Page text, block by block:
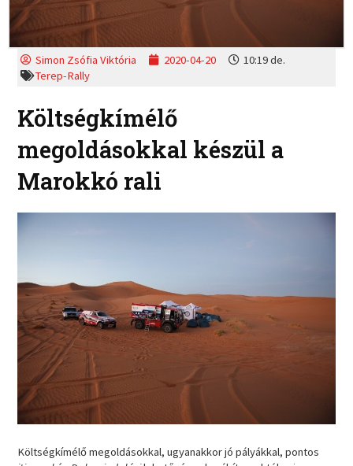
Simon Zsófia Viktória 2020-04-20
10:19 de.
Terep-Rally
Költségkímélő
megoldásokkal készül a
Marokkó rali
Költségkímélő megoldásokkal, ugyanakkor jó pályákkal, pontos